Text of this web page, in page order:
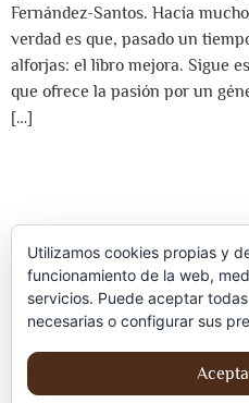
Fernández-Santos. Hacía
verdad es que, pasado un
alforjas: el libro mejora. Sigue
que ofrece la pasión por un
[…]
Política
Aviso
Utilizamos cookies propias y
funcionamiento de la web,
servicios. Puede aceptar
necesarias o configurar sus